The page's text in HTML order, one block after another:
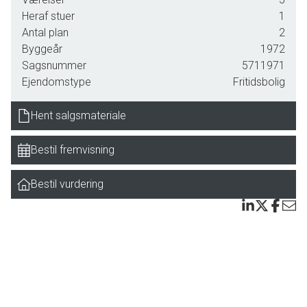
forholdene i topklasse. Der er en fantastisk udsigt, hvor I
kan følge landskabet helt ud til Knudshoved Odde, og
sandbunden er skøn, når man begiver sig ud i bølgen blå for
at blive kølet en smule ned i sommervarmen. Området er
stille og meget fredeligt, og i de nære omgivelser er der
tillige masser af naturoplevelser i vente, hvis I eksempelvis
tager til Dybsø Fjord eller Avnø Fjord.
Haven, der omkranser det nydelige sommerhus, er
charmerende og spændende. Først og fremmest skaber
den lille sø en helt særlig stemning, og hertil bidrager også
de høje træer og den åbne plæne, som er velegnet til
boldspil og leg. Terrasser er der flere af, så I kan altid finde
Heraf stuer
1
Antal plan
2
Byggeår
1972
Sagsnummer
5711971
Ejendomstype
Fritidsbolig
Hent salgsmateriale
Bestil fremvisning
Bestil vurdering